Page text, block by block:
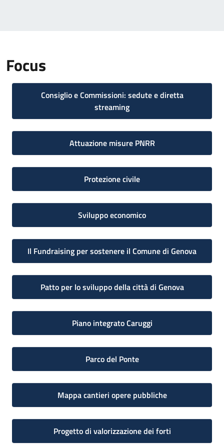
Focus
Consiglio e Commissioni: sedute e diretta
streaming
Attuazione misure PNRR
Protezione civile
Sviluppo economico
Il Fundraising per sostenere il Comune di Genova
Patto per lo sviluppo della città di Genova
Piano integrato Caruggi
Parco del Ponte
Mappa cantieri opere pubbliche
Progetto di valorizzazione dei forti